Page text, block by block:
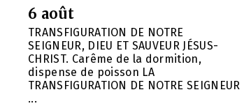
6 août
TRANSFIGURATION DE NOTRE
SEIGNEUR, DIEU ET SAUVEUR JÉSUS-
CHRIST. Carême de la dormition,
dispense de poisson LA
TRANSFIGURATION DE NOTRE SEIGNEUR
...